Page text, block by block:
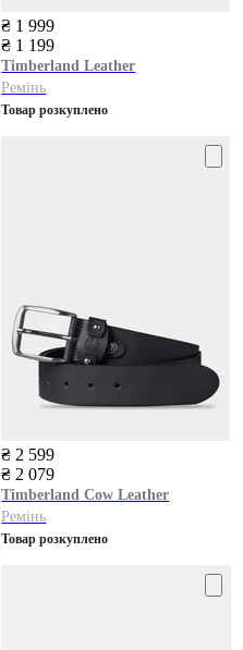
₴ 1 999
₴ 1 199
Timberland Leather
Ремінь
Товар розкуплено
₴ 2 599
₴ 2 079
Timberland Cow Leather
Ремінь
Товар розкуплено